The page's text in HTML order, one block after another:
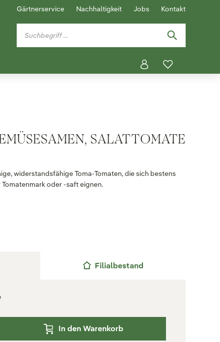
Gärtnerservice Nachhaltigkeit Jobs Kontakt
SALATTOMATE
widerstandsfähige Toma-Tomaten, die sich bestens
oder -saft eignen.
Filialbestand
In den Warenkorb